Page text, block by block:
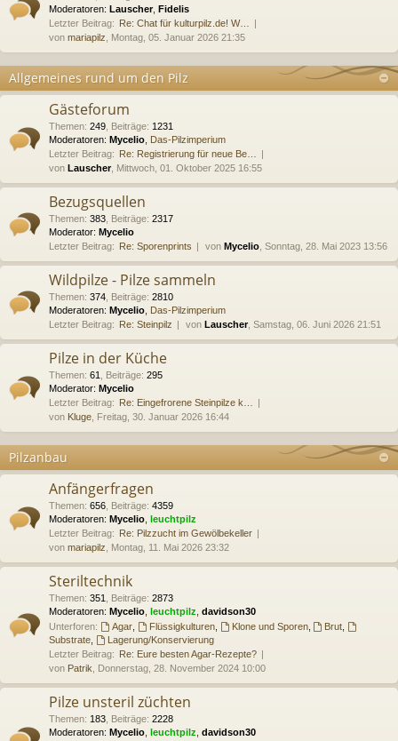
Moderatoren: Lauscher, Fidelis
Letzter Beitrag: Re: Chat für kulturpilz.de! W…
von mariapilz , Montag, 05. Januar 2026 21:35
Allgemeines rund um den Pilz
Gästeforum
Themen: 249 Beiträge: 1231
Moderatoren: Mycelio Das-Pilzimperium
Letzter Beitrag: Re: Registrierung für neue Be…
von Lauscher, Mittwoch, 01. Oktober 2025 16:55
Bezugsquellen
Themen: 383 Beiträge: 2317
Moderator: Mycelio
Letzter Beitrag: Re: Sporenprints von Mycelio , Sonntag, 28. Mai 2023 13:56
Wildpilze - Pilze sammeln
Themen: 374 Beiträge: 2810
Moderatoren: Mycelio Das-Pilzimperium
Letzter Beitrag: Re: Steinpilz von Lauscher, Samstag, 06. Juni 2026 21:51
Pilze in der Küche
Themen: 61 Beiträge: 295
Moderator: Mycelio
Letzter Beitrag: Re: Eingefrorene Steinpilze k…
von Kluge , Freitag, 30. Januar 2026 16:44
Pilzanbau
Anfängerfragen
Themen: 656 Beiträge: 4359
Moderatoren: Mycelio leuchtpilz
Letzter Beitrag: Re: Pilzzucht im Gewölbekeller
von mariapilz , Montag, 11. Mai 2026 23:32
Steriltechnik
Themen: 351 Beiträge: 2873
Moderatoren: Mycelio leuchtpilz davidson30
Unterforen:
Agar, Flüssigkulturen, Klone und Sporen, Brut
Substrate
Lagerung/Konservierung
Letzter Beitrag: Re: Eure besten Agar-Rezepte?
von Patrik , Donnerstag, 28. November 2024 10:00
Pilze unsteril züchten
Themen: 183 Beiträge: 2228
Moderatoren: Mycelio leuchtpilz davidson30